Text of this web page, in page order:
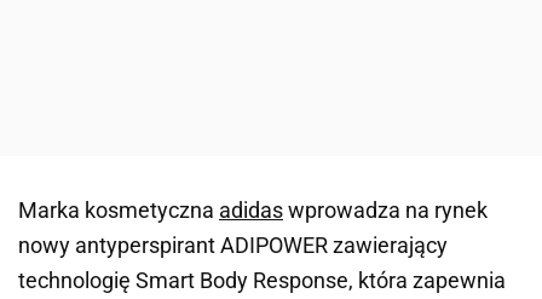
Marka kosmetyczna adidaswprowadza na rynek
nowy antyperspirant ADIPOWER zawierający
technologię Smart Body Response, która zapewnia